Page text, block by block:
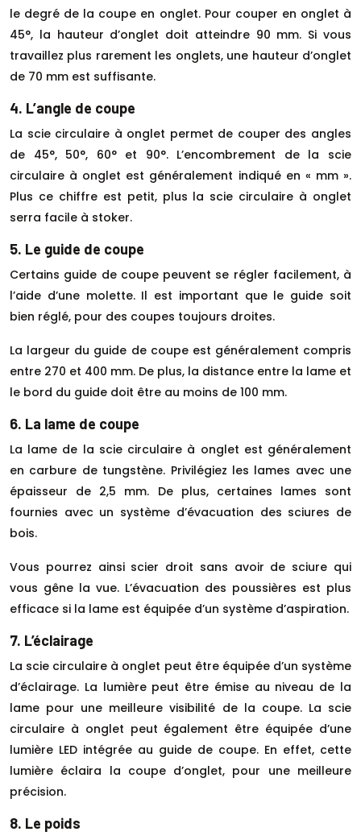
le degré de la coupe en onglet. Pour couper en onglet à
45°, la hauteur d’onglet doit atteindre 90 mm. Si vous
travaillez plus rarement les onglets, une hauteur d’onglet
de 70 mm est suffisante.
4. L’angle de coupe
La scie circulaire à onglet permet de couper des angles
de 45°, 50°, 60° et 90°. L’encombrement de la scie
circulaire à onglet est généralement indiqué en « mm ».
Plus ce chiffre est petit, plus la scie circulaire à onglet
serra facile à stoker.
5. Le guide de coupe
Certains guide de coupe peuvent se régler facilement, à
l’aide d’une molette. Il est important que le guide soit
bien réglé, pour des coupes toujours droites.
La largeur du guide de coupe est généralement compris
entre 270 et 400 mm. De plus, la distance entre la lame et
le bord du guide doit être au moins de 100 mm.
6. La lame de coupe
La lame de la scie circulaire à onglet est généralement
en carbure de tungstène. Privilégiez les lames avec une
épaisseur de 2,5 mm. De plus, certaines lames sont
fournies avec un système d’évacuation des sciures de
bois.
Vous pourrez ainsi scier droit sans avoir de sciure qui
vous gêne la vue. L’évacuation des poussières est plus
efficace si la lame est équipée d’un système d’aspiration.
7. L’éclairage
La scie circulaire à onglet peut être équipée d’un système
d’éclairage. La lumière peut être émise au niveau de la
lame pour une meilleure visibilité de la coupe. La scie
circulaire à onglet peut également être équipée d’une
lumière LED intégrée au guide de coupe. En effet, cette
lumière éclaira la coupe d’onglet, pour une meilleure
précision.
8. Le poids